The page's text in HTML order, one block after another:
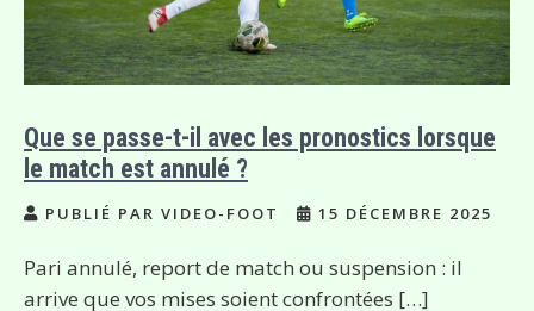
Que se passe-t-il avec les pronostics lorsque
le match est annulé ?
PUBLIÉ PAR VIDEO-FOOT 15 DÉCEMBRE 2025
Pari annulé, report de match ou suspension : il
arrive que vos mises soient confrontées […]